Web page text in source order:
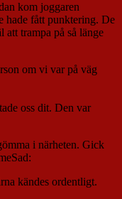
kom joggaren
hade fått punktering. De
trampa på så länge
om vi var på väg
oss dit. Den var
i närheten. Gick
kändes ordentligt.